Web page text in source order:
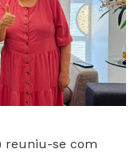
reuniu-se com